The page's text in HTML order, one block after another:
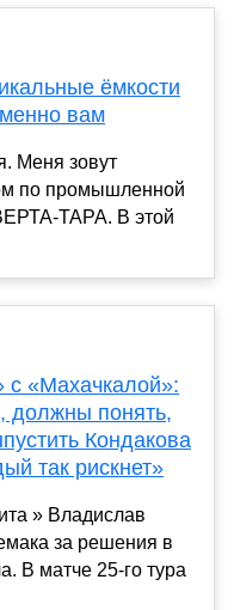
ёмкости
вам
Меня зовут
по промышленной
ТАРА. В этой
с «Махачкалой»:
должны понять,
Кондакова
так рискнет»
» Владислав
за решения в
В матче 25-го тура